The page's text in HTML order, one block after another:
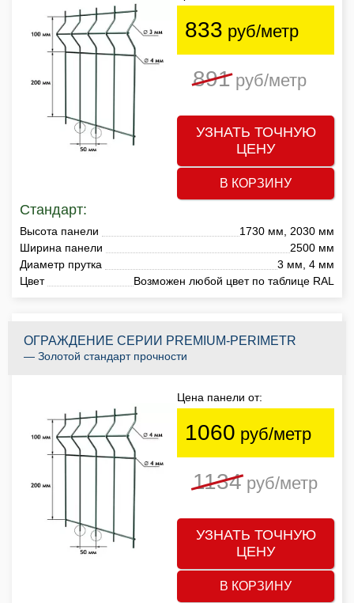
833 руб/метр
891руб/метр
УЗНАТЬ ТОЧНУЮ
ЦЕНУ
В КОРЗИНУ
Стандарт:
Высота панели
1730 мм, 2030 мм
Ширина панели
2500 мм
Диаметр прутка
3 мм, 4 мм
Цвет
Возможен любой цвет по таблице RAL
ОГРАЖДЕНИЕ СЕРИИ PREMIUM-PERIMETR
— Золотой стандарт прочности
Цена панели от:
1060 руб/метр
1134руб/метр
УЗНАТЬ ТОЧНУЮ
ЦЕНУ
В КОРЗИНУ